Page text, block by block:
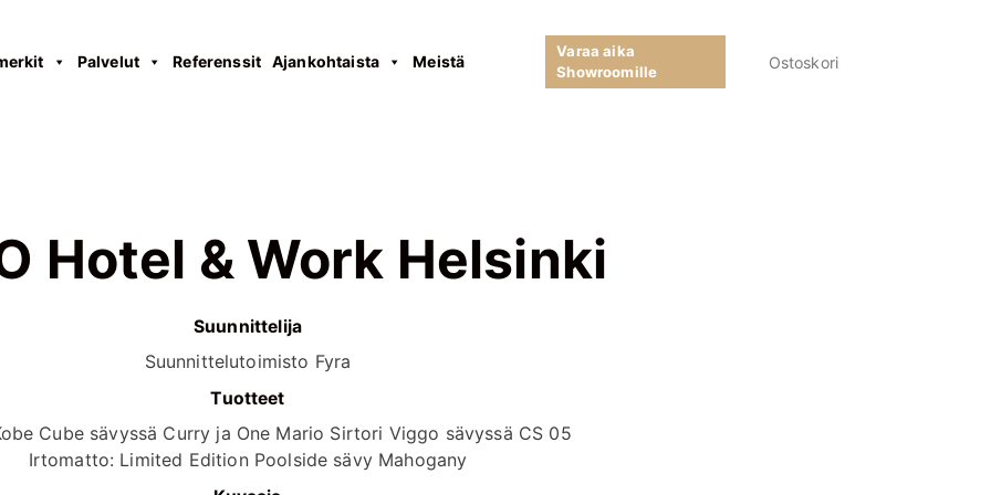
Palvelut Referenssit Ajankohtaista Meistä
Varaa aika
Showroomille
Ostoskori
Hotel & Work Helsinki
Suunnittelija
Suunnittelutoimisto Fyra
Tuotteet
Cube sävyssä Curry ja One Mario Sirtori Viggo sävyssä CS 05
Irtomatto: Limited Edition Poolside sävy Mahogany